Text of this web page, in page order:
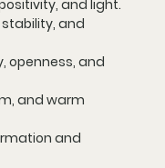
and light.
and
openness, and
and warm
and